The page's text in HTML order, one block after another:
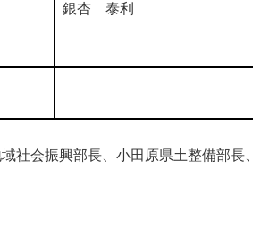
銀杏 泰利
会振興部長、小田原県土整備部長、